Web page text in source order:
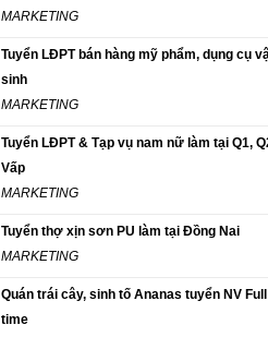
MARKETING
Tuyển LĐPT bán hàng mỹ phẩm, dụng cụ
sinh
MARKETING
Tuyển LĐPT & Tạp vụ nam nữ làm tại Q1,
Vấp
MARKETING
Tuyển thợ xịn sơn PU làm tại Đồng Nai
MARKETING
Quán trái cây, sinh tố Ananas tuyển NV
time